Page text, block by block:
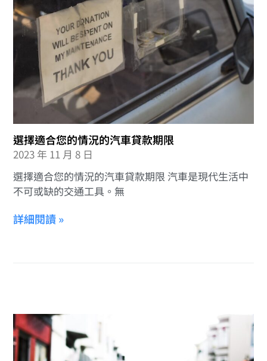
選擇適合您的情況的汽車貸款期限
2023 年 11 月 8 日
選擇適合您的情況的汽車貸款期限 汽車是現代生活中
不可或缺的交通工具。無
詳細閱讀 »